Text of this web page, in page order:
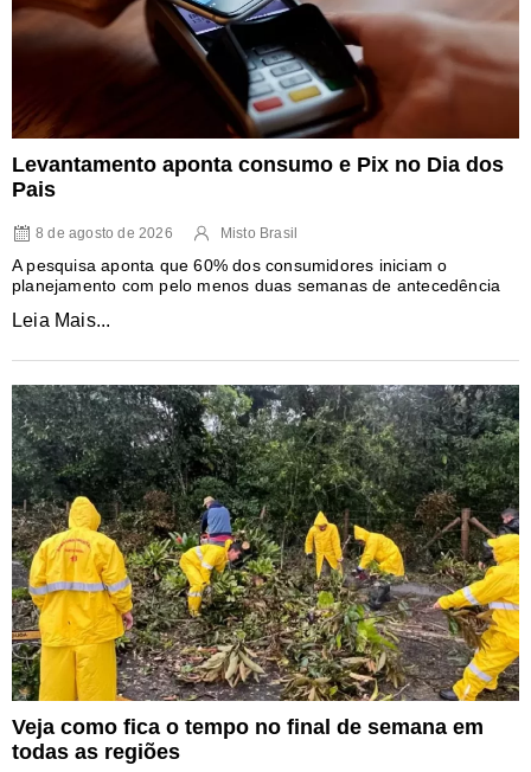
Levantamento aponta consumo e Pix no Dia dos
Pais
8 de agosto de 2026 Misto Brasil
A pesquisa aponta que 60% dos consumidores iniciam o
planejamento com pelo menos duas semanas de antecedência
Leia Mais...
Veja como fica o tempo no final de semana em
todas as regiões